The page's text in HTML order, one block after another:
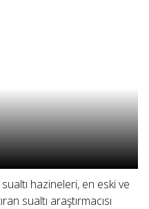
hazineleri, en eski ve
sualtı araştırmacısı